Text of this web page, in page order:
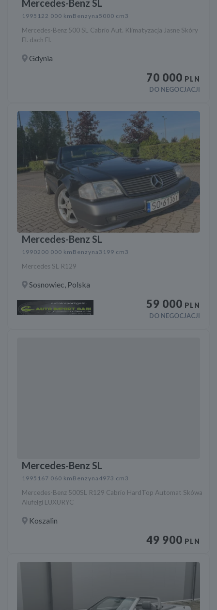
Mercedes-Benz SL
1995 122 000 km Benzyna 5000 cm3
Mercedes-Benz 500 SL Cabrio Aut. Klimatyzacja Jasne Skóry
El. dach El.
Gdynia
70 000 PLN
DO NEGOCJACJI
Mercedes-Benz SL
1990200 000 km Benzyna3199 cm3
Mercedes SL R129
Sosnowiec, Polska
59 000 PLN
DO NEGOCJACJI
Mercedes-Benz SL
1995 167 060 km Benzyna 4973 cm3
Mercedes-Benz 500SL R129 Cabrio HardTop Automat Skówa
Alufelgi LUXURYC
Koszalin
49 900 PLN